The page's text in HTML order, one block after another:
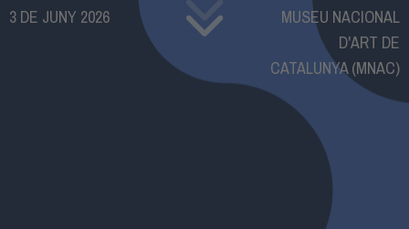
3 DE JUNY 2026
MUSEU NACIONAL
D'ART DE
CATALUNYA (MNAC)